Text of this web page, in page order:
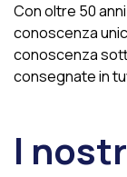
Con oltre 50
conoscenza
conoscenza
consegnate in
I